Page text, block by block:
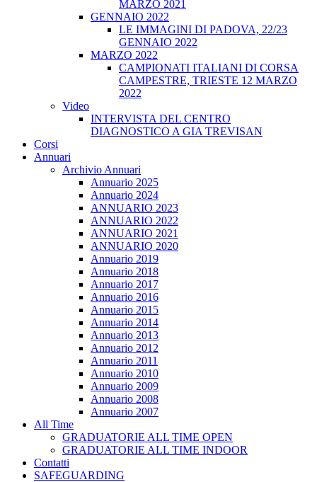
MARZO 2021
GENNAIO 2022
LE IMMAGINI DI PADOVA, 22/23
GENNAIO 2022
MARZO 2022
CAMPIONATI ITALIANI DI CORSA
CAMPESTRE, TRIESTE 12 MARZO
2022
Video
INTERVISTA DEL CENTRO
DIAGNOSTICO A GIA TREVISAN
Corsi
Annuari
Archivio Annuari
Annuario 2025
Annuario 2024
ANNUARIO 2023
ANNUARIO 2022
ANNUARIO 2021
ANNUARIO 2020
Annuario 2019
Annuario 2018
Annuario 2017
Annuario 2016
Annuario 2015
Annuario 2014
Annuario 2013
Annuario 2012
Annuario 2011
Annuario 2010
Annuario 2009
Annuario 2008
Annuario 2007
All Time
GRADUATORIE ALL TIME OPEN
GRADUATORIE ALL TIME INDOOR
Contatti
SAFEGUARDING